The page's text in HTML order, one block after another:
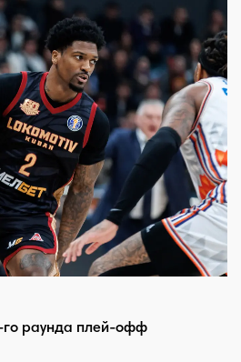
го раунда плей-офф